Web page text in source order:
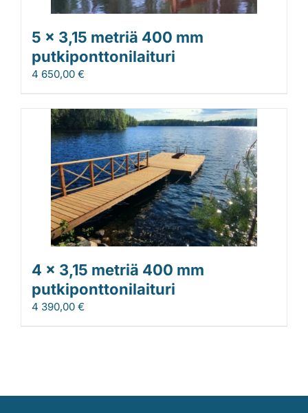
5 x 3,15 metriä 400 mm
putkiponttonilaituri
4 650,00 €
4 x 3,15 metriä 400 mm
putkiponttonilaituri
4 390,00 €